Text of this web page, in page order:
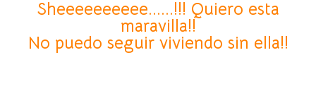
Sheeeeeeeeee......!!! Quiero esta
maravilla!!
No puedo seguir viviendo sin ella!!